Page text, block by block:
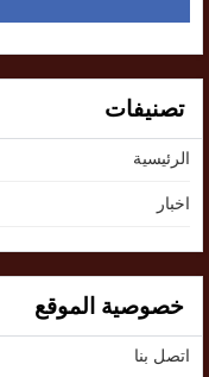
تصنيفات
الرئيسية
اخبار
خصوصية الموقع
اتصل بنا